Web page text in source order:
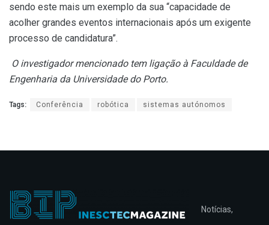
sendo este mais um exemplo da sua “capacidade de
acolher grandes eventos internacionais após um exigente
processo de candidatura”.
O investigador mencionado tem ligação à Faculdade de
Engenharia da Universidade do Porto.
Tags: Conferência robótica sistemas autónomos
Notícias,